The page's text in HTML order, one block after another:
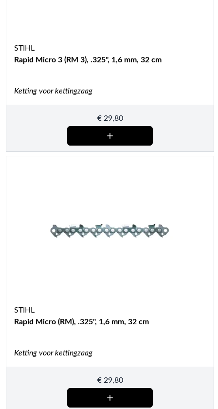
STIHL
Rapid Micro 3 (RM 3), .325", 1,6 mm, 32 cm
Ketting voor kettingzaag
€29,80
STIHL
Rapid Micro (RM), .325", 1,6 mm, 32 cm
Ketting voor kettingzaag
€29,80